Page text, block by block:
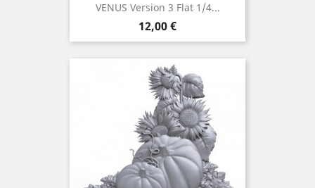
VENUS Version 3 Flat 1/4...
Prix
12,00 €